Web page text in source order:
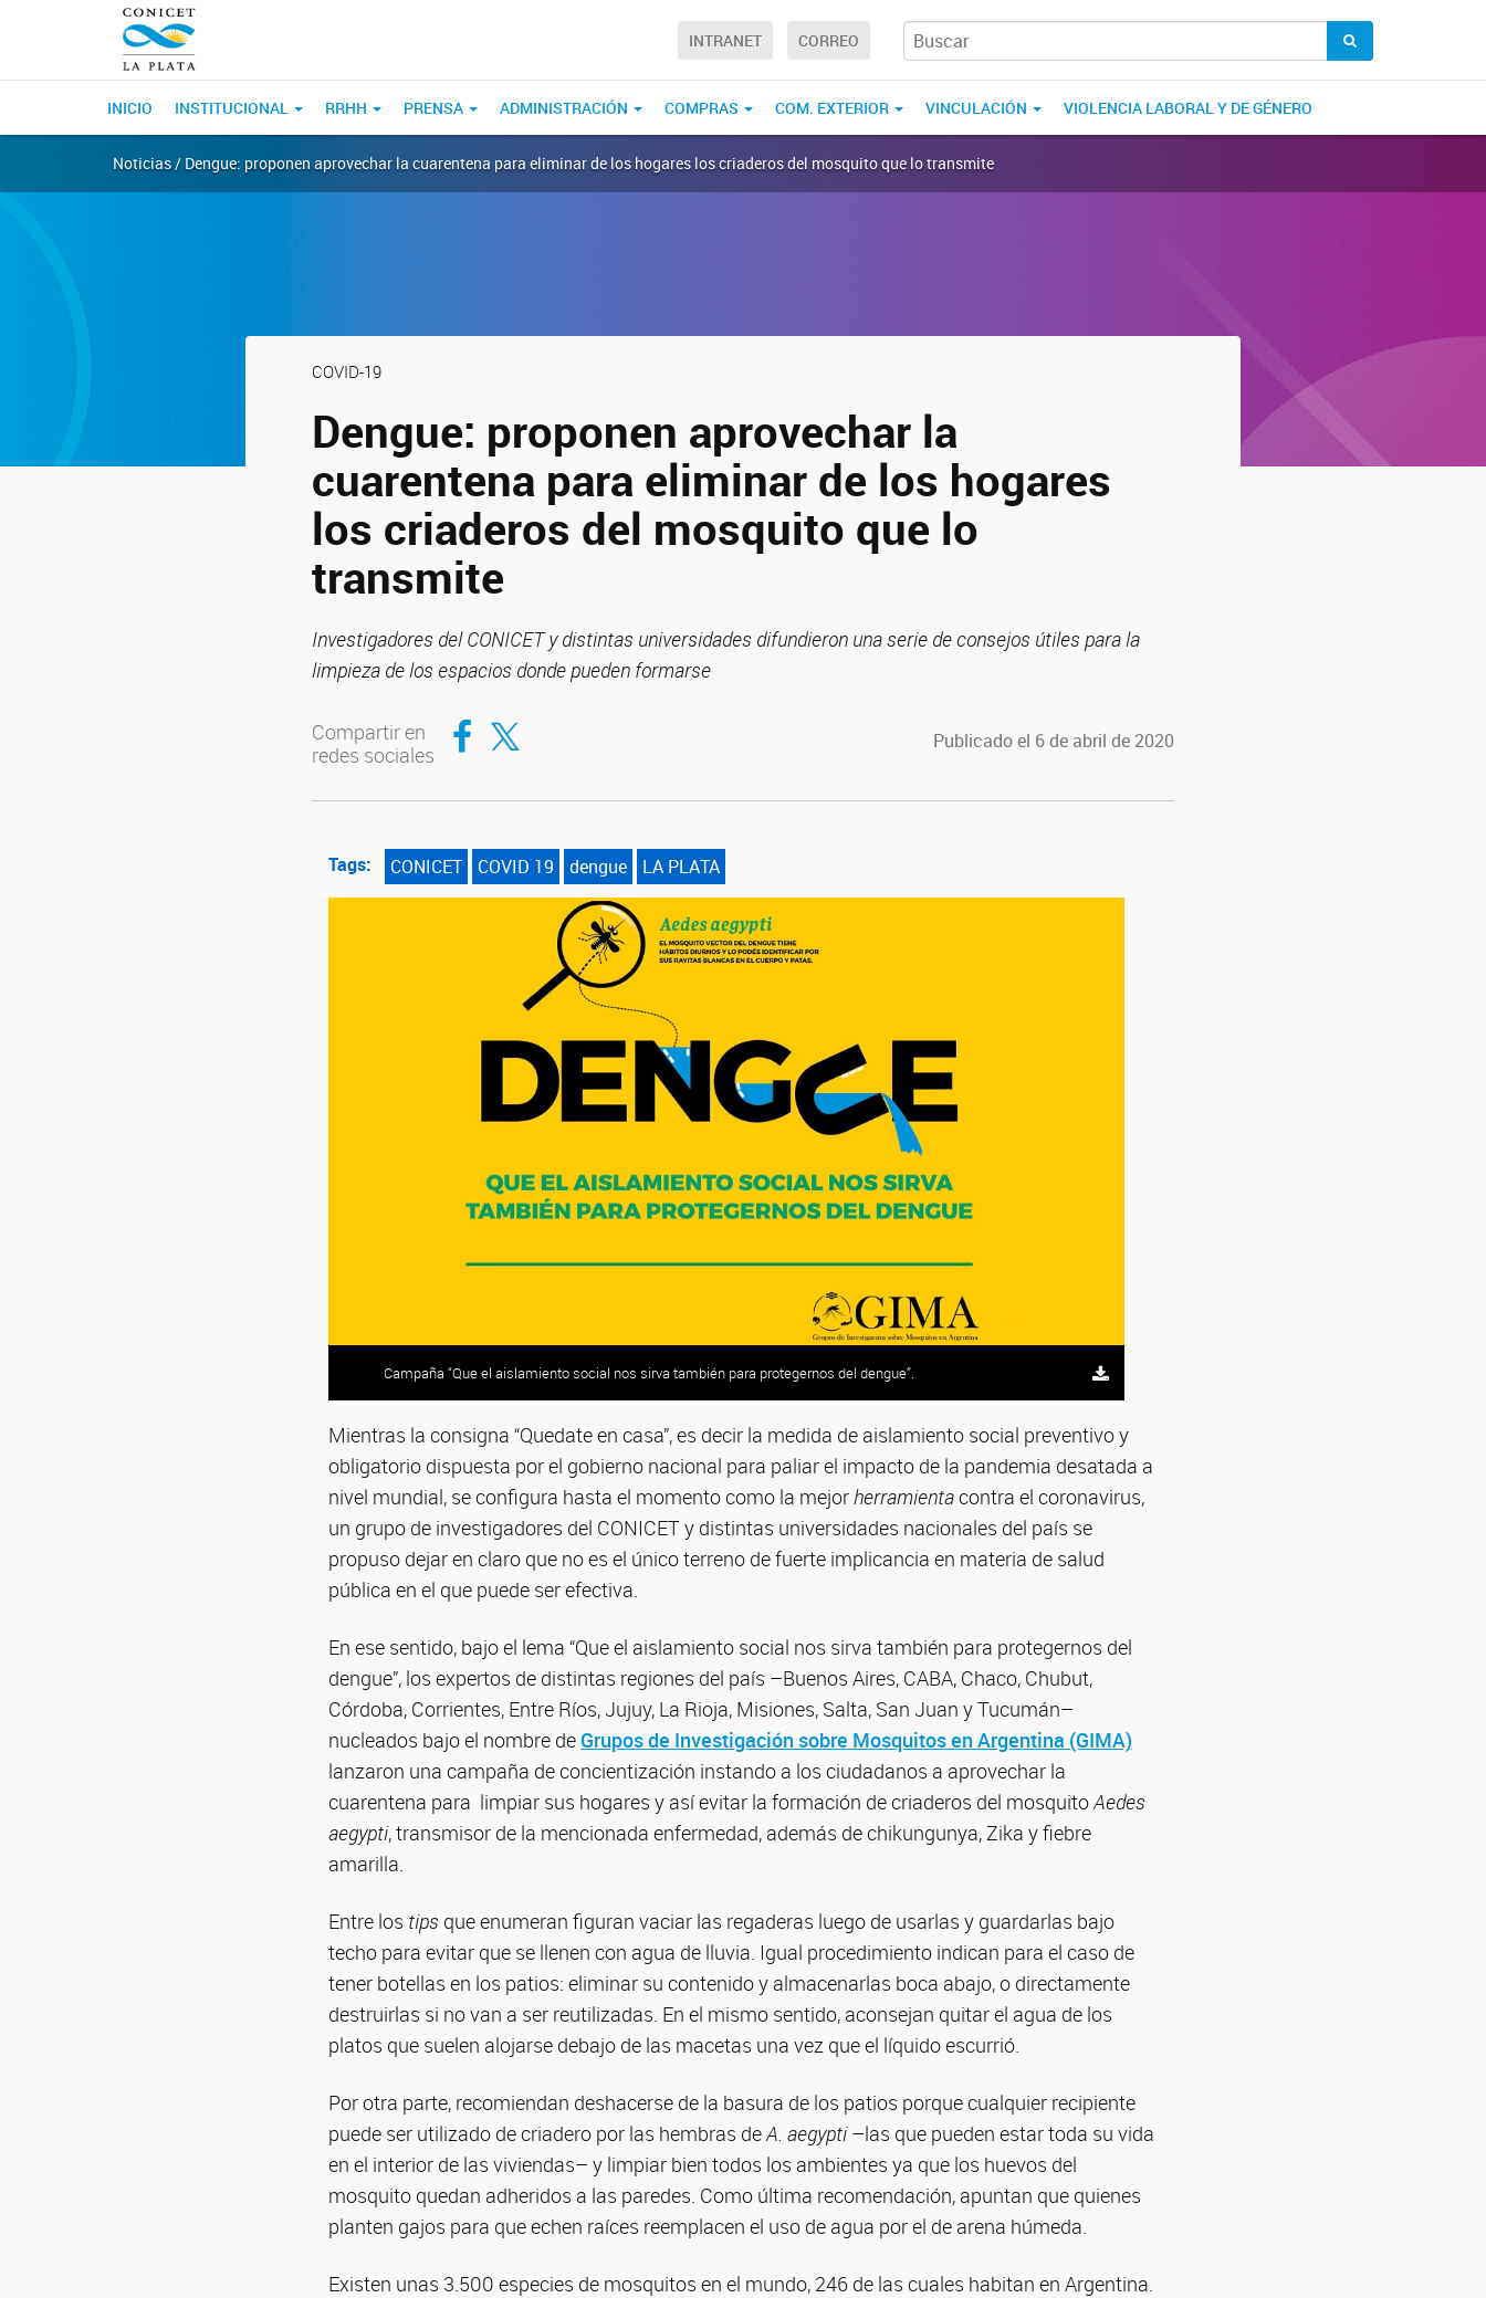
INTRANET CORREO
INICIO INSTITUCIONAL RRHH PRENSA ADMINISTRACIÓN COMPRAS COM. EXTERIOR VINCULACIÓN VIOLENCIA LABORAL Y DE GÉNERO
Noticias / Dengue: proponen aprovechar la cuarentena para eliminar de los hogares los criaderos del mosquito que lo transmite
COVID-19
Dengue: proponen aprovechar la
cuarentena para eliminar de los hogares
los criaderos del mosquito que lo
transmite
Investigadores del CONICET y distintas universidades difundieron una serie de consejos útiles para la
limpieza de los espacios donde pueden formarse
Compartir en
redes sociales
Compartir en Facebook
Compartir en Twitter Publicado el 6 de abril de 2020
Tags: CONICET COVID 19 dengue LA PLATA
Campaña “Que el aislamiento social nos sirva también para protegernos del dengue”.
Mientras la consigna “Quedate en casa”, es decir la medida de aislamiento social preventivo y
obligatorio dispuesta por el gobierno nacional para paliar el impacto de la pandemia desatada a
nivel mundial, se configura hasta el momento como la mejorherramientacontra el coronavirus,
un grupo de investigadores del CONICET y distintas universidades nacionales del país se
propuso dejar en claro que no es el único terreno de fuerte implicancia en materia de salud
pública en el que puede ser efectiva.
En ese sentido, bajo el lema “Que el aislamiento social nos sirva también para protegernos del
dengue”, los expertos de distintas regiones del país –Buenos Aires, CABA, Chaco, Chubut,
Córdoba, Corrientes, Entre Ríos, Jujuy, La Rioja, Misiones, Salta, San Juan y Tucumán–
nucleados bajo el nombre de Grupos de Investigación sobre Mosquitos en Argentina (GIMA)
lanzaron una campaña de concientización instando a los ciudadanos a aprovechar la
cuarentena para limpiar sus hogares y así evitar la formación de criaderos del mosquitoAedes
aegypti, transmisor de la mencionada enfermedad, además de chikungunya, Zika y fiebre
amarilla.
Entre los tips que enumeran figuran vaciar las regaderas luego de usarlas y guardarlas bajo
techo para evitar que se llenen con agua de lluvia. Igual procedimiento indican para el caso de
tener botellas en los patios: eliminar su contenido y almacenarlas boca abajo, o directamente
destruirlas si no van a ser reutilizadas. En el mismo sentido, aconsejan quitar el agua de los
platos que suelen alojarse debajo de las macetas una vez que el líquido escurrió.
Por otra parte, recomiendan deshacerse de la basura de los patios porque cualquier recipiente
puede ser utilizado de criadero por las hembras deA. aegypti–las que pueden estar toda su vida
en el interior de las viviendas– y limpiar bien todos los ambientes ya que los huevos del
mosquito quedan adheridos a las paredes. Como última recomendación, apuntan que quienes
planten gajos para que echen raíces reemplacen el uso de agua por el de arena húmeda.
Existen unas 3.500 especies de mosquitos en el mundo, 246 de las cuales habitan en Argentina.